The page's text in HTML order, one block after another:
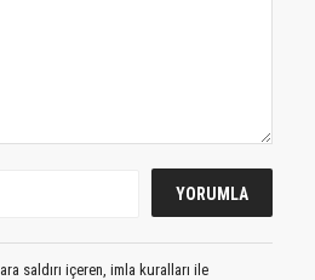
saldırı içeren, imla kuralları ile